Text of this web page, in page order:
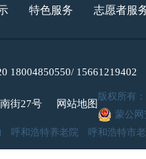
特色服务 志愿者服
18004850550/ 15661219402
街27号 网站地图
版权所有
蒙公网
呼和浩特养老院 呼和浩特市